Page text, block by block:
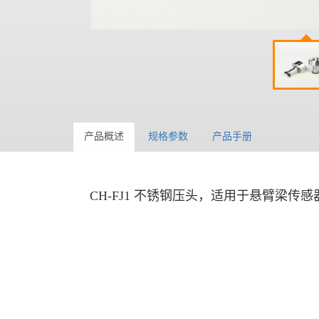
产品概述 规格参数 产品手册
CH-FJ1 不锈钢压头，适用于悬臂梁传感